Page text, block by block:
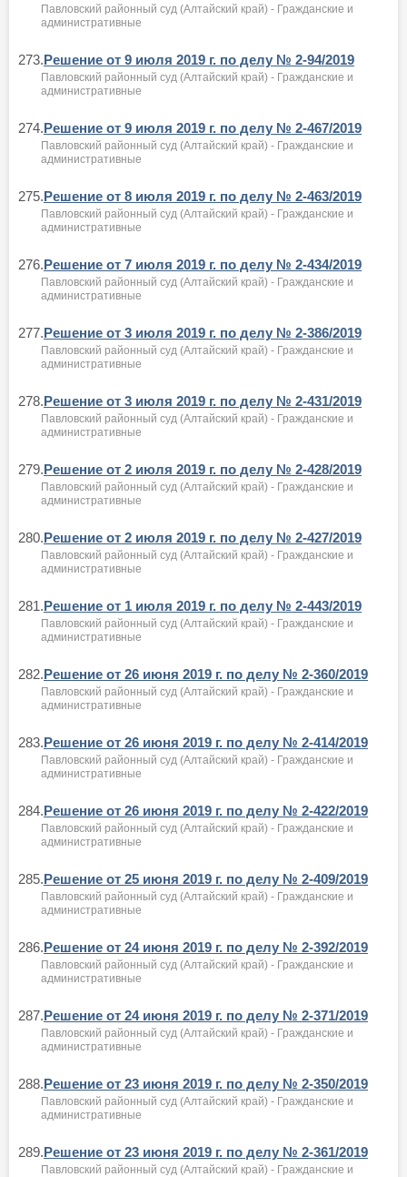
Павловский районный суд (Алтайский край) - Гражданские и
административные
273.Решение от 9 июля 2019 г. по делу № 2-94/2019
Павловский районный суд (Алтайский край) - Гражданские и
административные
274.Решение от 9 июля 2019 г. по делу № 2-467/2019
Павловский районный суд (Алтайский край) - Гражданские и
административные
275.Решение от 8 июля 2019 г. по делу № 2-463/2019
Павловский районный суд (Алтайский край) - Гражданские и
административные
276.Решение от 7 июля 2019 г. по делу № 2-434/2019
Павловский районный суд (Алтайский край) - Гражданские и
административные
277.Решение от 3 июля 2019 г. по делу № 2-386/2019
Павловский районный суд (Алтайский край) - Гражданские и
административные
278.Решение от 3 июля 2019 г. по делу № 2-431/2019
Павловский районный суд (Алтайский край) - Гражданские и
административные
279.Решение от 2 июля 2019 г. по делу № 2-428/2019
Павловский районный суд (Алтайский край) - Гражданские и
административные
280.Решение от 2 июля 2019 г. по делу № 2-427/2019
Павловский районный суд (Алтайский край) - Гражданские и
административные
281.Решение от 1 июля 2019 г. по делу № 2-443/2019
Павловский районный суд (Алтайский край) - Гражданские и
административные
282.Решение от 26 июня 2019 г. по делу № 2-360/2019
Павловский районный суд (Алтайский край) - Гражданские и
административные
283.Решение от 26 июня 2019 г. по делу № 2-414/2019
Павловский районный суд (Алтайский край) - Гражданские и
административные
284.Решение от 26 июня 2019 г. по делу № 2-422/2019
Павловский районный суд (Алтайский край) - Гражданские и
административные
285.Решение от 25 июня 2019 г. по делу № 2-409/2019
Павловский районный суд (Алтайский край) - Гражданские и
административные
286.Решение от 24 июня 2019 г. по делу № 2-392/2019
Павловский районный суд (Алтайский край) - Гражданские и
административные
287.Решение от 24 июня 2019 г. по делу № 2-371/2019
Павловский районный суд (Алтайский край) - Гражданские и
административные
288.Решение от 23 июня 2019 г. по делу № 2-350/2019
Павловский районный суд (Алтайский край) - Гражданские и
административные
289.Решение от 23 июня 2019 г. по делу № 2-361/2019
Павловский районный суд (Алтайский край) - Гражданские и